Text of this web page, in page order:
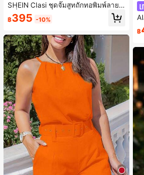
SHEIN Clasi ชุดจั๊มสูทถักทอพิมพ์ลายแ
ฟชั่นใหม่สำหรับผู้หญิง ชุดทำงาน ของ
ขวัญสำหรับคุณแม่ ชุดเทศกาลทรงเอไล
ดรสหรูหรา ฤดูร้อน ฤดูใบไม้ผลิ เทศกาล
อีสเตอร์ ปาร์ตี้ งานแต่งงานริมหาด งาน
รับปริญญา ชุดลำลองหรูหรา วันหยุดพัก
ผ่อน กีฬา ชุดทางการ Y2k ธุรกิจ ชุดพัก
ผ่อนสไตล์คันทรี่ ชุดฤดูร้อนสำหรับผู้หญิ
ง ชุดพักผ่อนสำหรับผู้หญิง ชุดชายหาด
สำหรับผู้หญิง ชุดพักผ่อนสำหรับผู้หญิง
ชุดฤดูร้อนสำหรับผู้หญิง ชุดพักผ่อนสำห
รับผู้หญิง ชุดเสื้อผ้าสำหรับผู้หญิง ชุดเดร
สสำหรับดินเนอร์สำหรับสุภาพสตรี ชุดเ
ดรส Zanea สำหรับผู้หญิง สไตล์คันทรี่
สำหรับผู้หญิง ชุดชายหาดสำหรับผู้หญิง
ชุดเดรสสำหรับวันหยุดพักผ่อนสำหรับผู้
หญิง ชุดฤดูร้อนสำหรับผู้หญิง ชุดเดรสพิ
มพ์ลายดอกไม้ ชุดพักผ่อนรีสอร์ทสำหรับ
ผู้หญิง ชุดสำหรับชายหาดสำหรับผู้หญิง
ชุดฤดูร้อนสำหรับผู้หญิง
฿395 -10%
฿